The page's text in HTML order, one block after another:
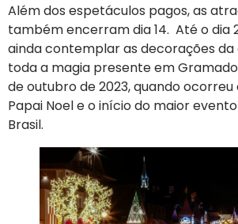
Além dos espetáculos pagos, as
também encerram dia 14. Até o dia
ainda contemplar as decorações da
toda a magia presente em
de outubro de 2023, quando
Papai Noel e o início do maior
Brasil.